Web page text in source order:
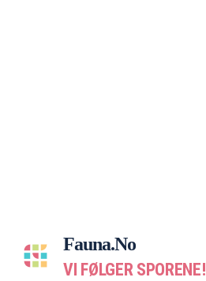
Fauna.no
VI FØLGER SPORENE!